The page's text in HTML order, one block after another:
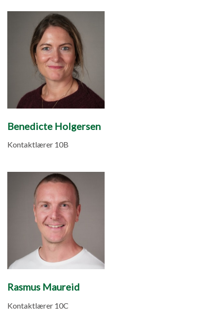
Benedicte Holgersen
Kontaktlærer 10B
Rasmus Maureid
Kontaktlærer 10C